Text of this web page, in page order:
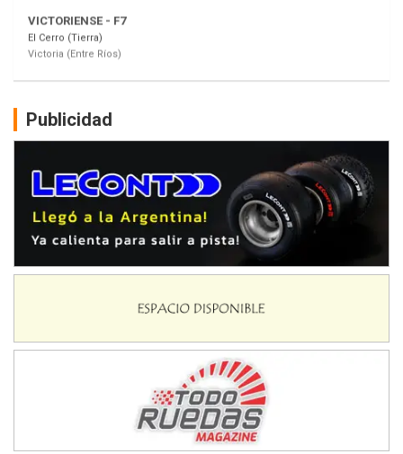
Victoria (Entre Ríos)
PATAGONICO - F6
CSK - F7
Juventud Unida (Tierra)
NORESTE SANTAFESINO - F6
Avellaneda (Santa Fe)
José Samuel Sánchez (Tierra)
Juan Navarro (Asfalto)
COBERTURA ESPECIAL DE E-KART.COM.AR
Publicidad